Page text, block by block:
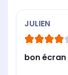
JULIEN
bon écran